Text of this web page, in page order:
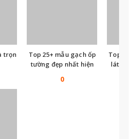
trọn
Top 25+ mẫu gạch ốp
tường đẹp nhất hiện
0
Top
lát nền